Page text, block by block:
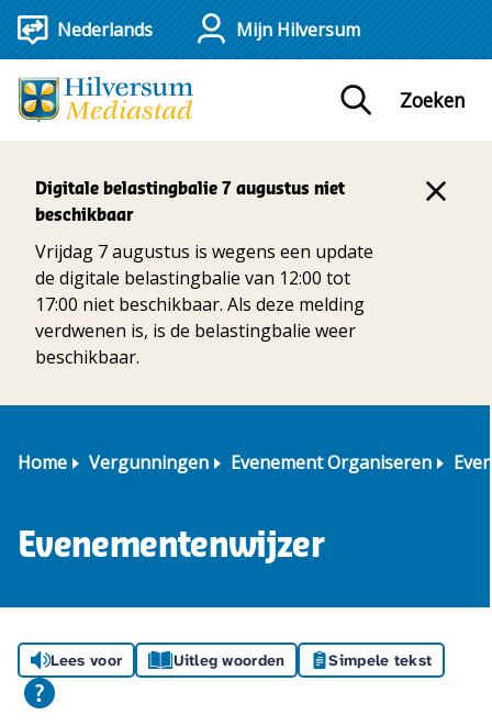
Mijn Hilversum
Zoeken
Digitale belastingbalie 7 augustus niet
beschikbaar
Vrijdag 7 augustus is wegens een update
de digitale belastingbalie van 12:00 tot
17:00 niet beschikbaar. Als deze melding
verdwenen is, is de belastingbalie weer
beschikbaar.
Home Vergunningen Evenement Organiseren
Evenementenwijzer
Lees voor Uitleg woorden Simpele tekst